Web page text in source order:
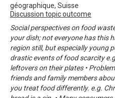
géographique, Suisse
Discussion topic outcome
Social perspectives on food
your dish; not everyone has this
region still, but especially young
drastic events of food scarcity
leftovers on their plates •
friends and family members
you treat food differently. e.g.